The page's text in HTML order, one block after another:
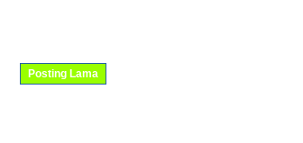
Posting Lama